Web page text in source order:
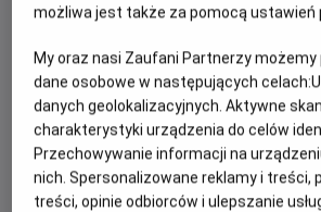
Okazuje się, że oba te tropy prowadzą
absolwenta Akademii - Filipa zwanego
możliwa jest także za pomocą ustawień
My oraz nasi Zaufani Partnerzy
dane osobowe w następujących celach:
danych geolokalizacyjnych. Aktywne
charakterystyki urządzenia do celów
Przechowywanie informacji na
nich. Spersonalizowane reklamy i treści,
treści, opinie odbiorców i ulepszanie